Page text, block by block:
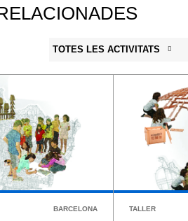
TOTES LES ACTIVITATS
BARCELONA TALLER